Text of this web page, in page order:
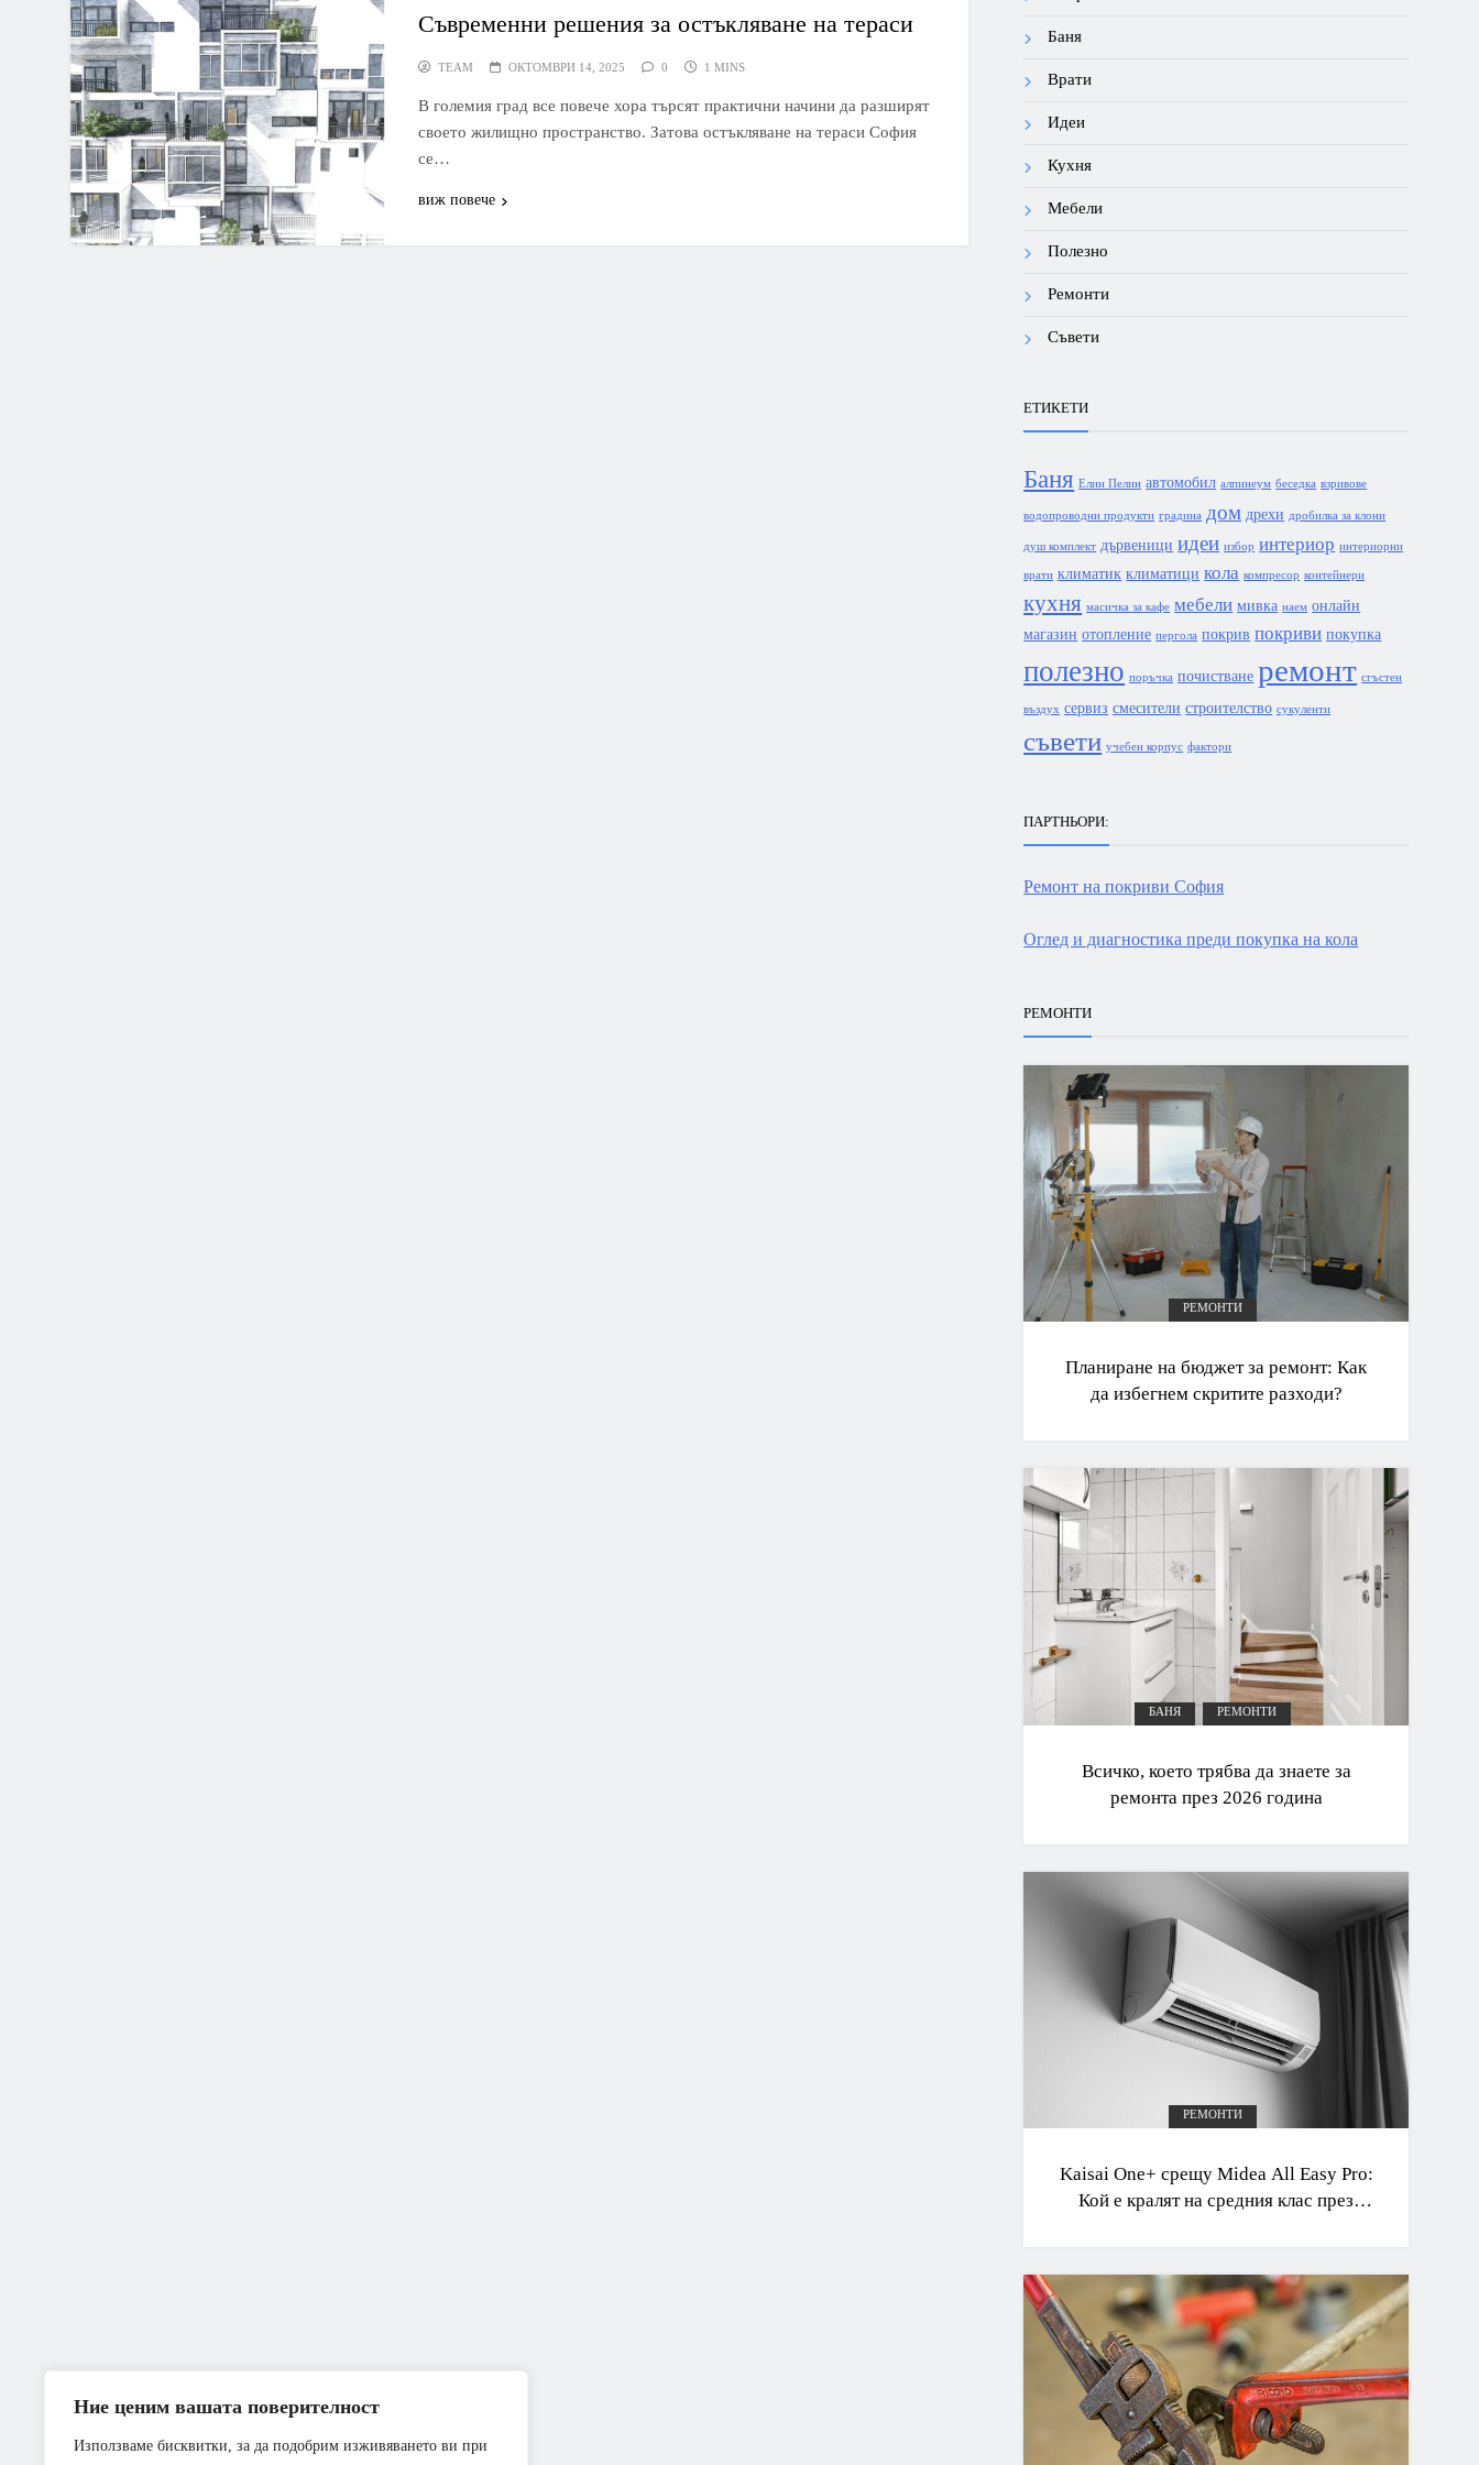
Ние ценим вашата поверителност
Използваме бисквитки, за да подобрим изживяването ви при
Съвременни решения за остъкляване на тераси
TEAM ОКТОМВРИ 14, 2025 0 1 MINS
В големия град все повече хора търсят практични начини да разширят
своето жилищно пространство. Затова остъкляване на тераси София
се…
виж повече
Баня
Врати
Идеи
Кухня
Мебели
Полезно
Ремонти
Съвети
ЕТИКЕТИ
Баня Елин Пелин автомобил алпинеум беседка взривове
водопроводни продукти градина дом дрехи дробилка за клони
душ комплект дървеници идеи избор интериор интериорни
врати климатик климатици кола компресор контейнери
кухня масичка за кафе мебели мивка наем онлайн
магазин отопление пергола покрив покриви покупка
полезно поръчка почистване ремонт сгъстен
въздух сервиз смесители строителство сукуленти
съвети учебен корпус фактори
ПАРТНЬОРИ:
Ремонт на покриви София
Оглед и диагностика преди покупка на кола
РЕМОНТИ
РЕМОНТИ
Планиране на бюджет за ремонт: Как
да избегнем скритите разходи?
БАНЯ РЕМОНТИ
Всичко, което трябва да знаете за
ремонта през 2026 година
РЕМОНТИ
Kaisai One+ срещу Midea All Easy Pro:
Кой е кралят на средния клас през